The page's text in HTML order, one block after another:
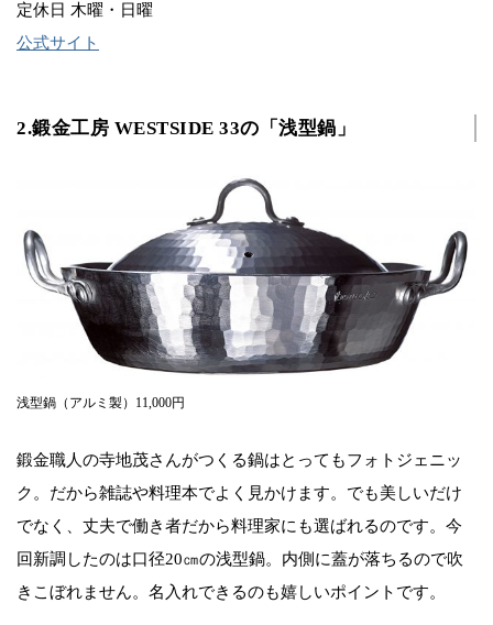
定休日 木曜・日曜
公式サイト
2.鍛金工房 WESTSIDE 33の「浅型鍋」
浅型鍋（アルミ製）11,000円
鍛金職人の寺地茂さんがつくる鍋はとってもフォトジェニッ
ク。だから雑誌や料理本でよく見かけます。でも美しいだけ
でなく、丈夫で働き者だから料理家にも選ばれるのです。今
回新調したのは口径20㎝の浅型鍋。内側に蓋が落ちるので吹
きこぼれません。名入れできるのも嬉しいポイントです。